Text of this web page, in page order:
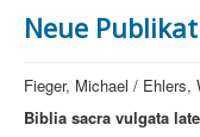
Neue
Fieger, Michael / Ehlers,
Biblia sacra vulgata